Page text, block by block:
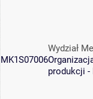
MK1S07006
Wydział
produkcji -